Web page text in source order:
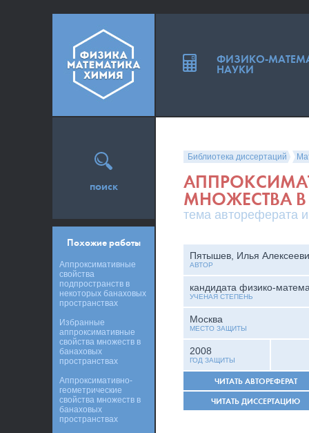
Библиотека диссертаций
МНОЖЕСТВА
тема автореферата
Пятышев, Илья
АВТОР
кандидата физико-
УЧЕНАЯ СТЕПЕНЬ
Москва
МЕСТО ЗАЩИТЫ
2008
ГОД ЗАЩИТЫ
ЧИТАТЬ АВТОРЕФЕРАТ
ЧИТАТЬ ДИССЕРТАЦИЮ
поиск
Похожие работы
Аппроксимативные
свойства
подпространств в
некоторых банаховых
пространствах
Избранные
аппроксимативные
свойства множеств в
банаховых
пространствах
Аппроксимативно-
геометрические
свойства множеств в
банаховых
пространствах
ФИЗИКО-
НАУКИ